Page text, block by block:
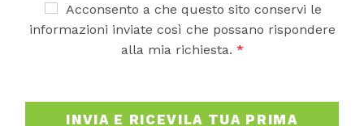
o
m
a
c
c
a
Acconsento a che questo sito conservi le
informazioni inviate così che possano rispondere
alla mia richiesta. *
INVIA E RICEVILA TUA PRIMA